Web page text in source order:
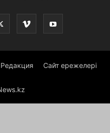
Редакция Сайт ережелері